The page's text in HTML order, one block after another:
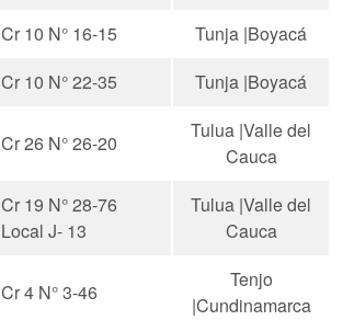
Cr 10 N° 16-15
Tunja |Boyacá
Cr 10 N° 22-35 Tunja |Boyacá
Cr 26 N° 26-20
Tulua |Valle del
Cauca
Cr 19 N° 28-76
Local J- 13
Tulua |Valle del
Cauca
Cr 4 N° 3-46
Tenjo
|Cundinamarca